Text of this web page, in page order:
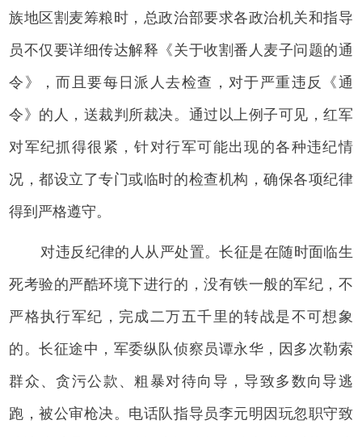
族地区割麦筹粮时，总政治部要求各政治机关和指导
员不仅要详细传达解释《关于收割番人麦子问题的通
令》，而且要每日派人去检查，对于严重违反《通
令》的人，送裁判所裁决。通过以上例子可见，红军
对军纪抓得很紧，针对行军可能出现的各种违纪情
况，都设立了专门或临时的检查机构，确保各项纪律
得到严格遵守。
对违反纪律的人从严处置。长征是在随时面临生
死考验的严酷环境下进行的，没有铁一般的军纪，不
严格执行军纪，完成二万五千里的转战是不可想象
的。长征途中，军委纵队侦察员谭永华，因多次勒索
群众、贪污公款、粗暴对待向导，导致多数向导逃
跑，被公审枪决。电话队指导员李元明因玩忽职守致